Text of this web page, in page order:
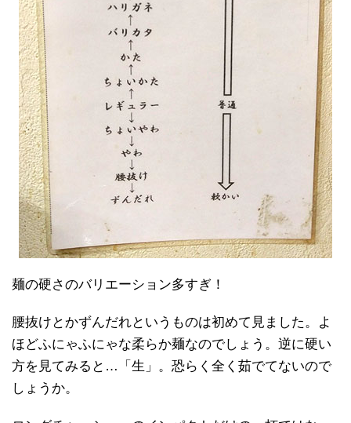
麺の硬さのバリエーション多すぎ！
腰抜けとかずんだれというものは初めて見ました。よ
ほどふにゃふにゃな柔らか麺なのでしょう。逆に硬い
方を見てみると…「生」。恐らく全く茹でてないので
しょうか。